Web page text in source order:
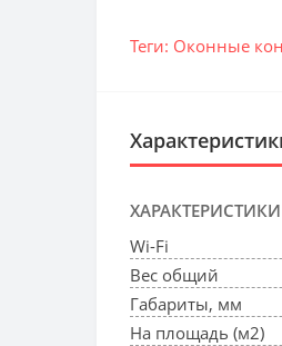
Теги: Оконные
ХАРАКТЕРИСТИКИ
Wi-Fi
Вес общий
Габариты, мм
На площадь (м2)